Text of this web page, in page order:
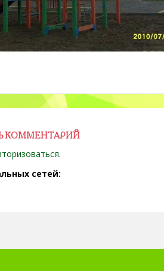
КОММЕНТАРИЙ
.
сетей: